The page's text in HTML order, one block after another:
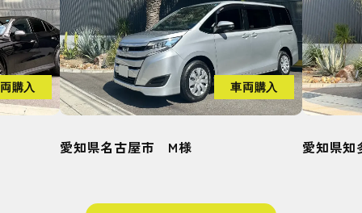
購入 車両購入
愛知県知多郡武豊町 H様 愛知県